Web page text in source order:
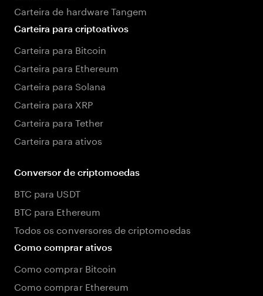
Carteira de hardware Tangem
Carteira para criptoativos
Carteira para Bitcoin
Carteira para Ethereum
Carteira para Solana
Carteira para XRP
Carteira para Tether
Carteira para ativos
Conversor de criptomoedas
BTC para USDT
BTC para Ethereum
Todos os conversores de criptomoedas
Como comprar ativos
Como comprar Bitcoin
Como comprar Ethereum